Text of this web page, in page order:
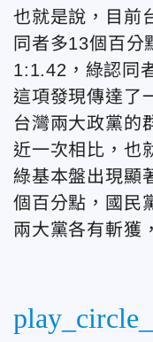
也就是說，目前
同者多13個百分
1:1.42，綠認同
這項發現傳達了
台灣兩大政黨的
近一次相比，也
綠基本盤出現顯
個百分點，國民
兩大黨各有斬獲